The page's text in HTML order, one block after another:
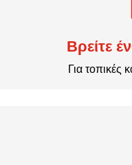
Βρείτε
Για τοπικές